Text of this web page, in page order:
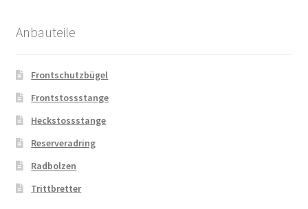
Anbauteile
Frontschutzbügel
Frontstossstange
Heckstossstange
Reserveradring
Radbolzen
Trittbretter